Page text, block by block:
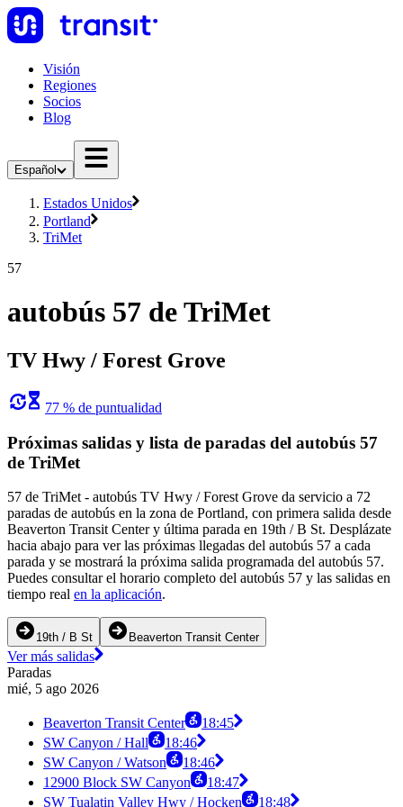
Visión
Regiones
Socios
Blog
Español
Estados Unidos
Portland
TriMet
57
autobús 57 de TriMet
TV Hwy / Forest Grove
77 % de puntualidad
Próximas salidas y lista de paradas del autobús 57
de TriMet
57 de TriMet - autobús TV Hwy / Forest Grove da servicio a 72
paradas de autobús en la zona de Portland, con primera salida desde
Beaverton Transit Center y última parada en 19th / B St. Desplázate
hacia abajo para ver las próximas llegadas del autobús 57 a cada
parada y se mostrará la próxima salida programada del autobús 57.
Puedes consultar el horario completo del autobús 57 y las salidas en
tiempo real en la aplicación.
19th / B St Beaverton Transit Center
Ver más salidas
Paradas
mié, 5 ago 2026
Beaverton Transit Center
18:45
SW Canyon / Hall
18:46
SW Canyon / Watson
18:46
12900 Block SW Canyon
18:47
SW Tualatin Valley Hwy / Hocken
18:48